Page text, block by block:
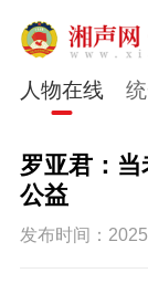
人物在线
罗亚君：当
公益
发布时间：